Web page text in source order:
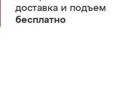
доставка и подъем
бесплатно